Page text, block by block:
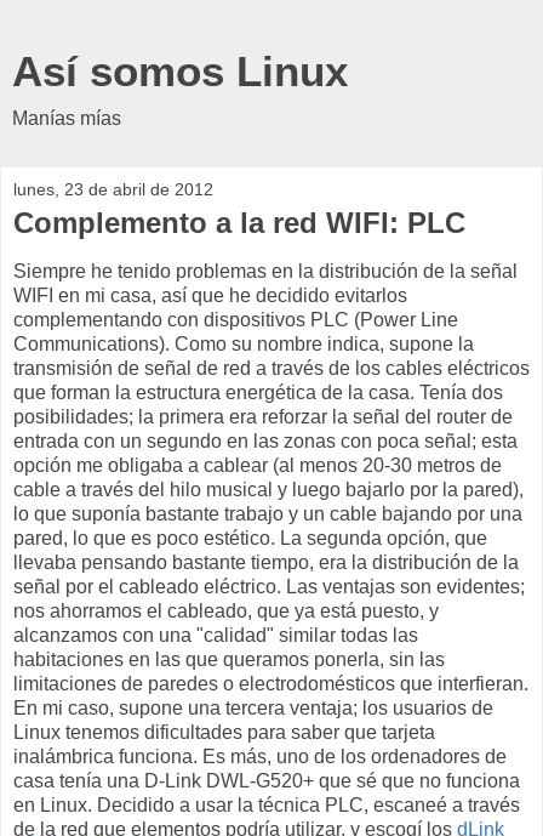
Así somos Linux
Manías mías
lunes, 23 de abril de 2012
Complemento a la red WIFI: PLC
Siempre he tenido problemas en la distribución de la señal
WIFI en mi casa, así que he decidido evitarlos
complementando con dispositivos PLC (Power Line
Communications). Como su nombre indica, supone la
transmisión de señal de red a través de los cables eléctricos
que forman la estructura energética de la casa. Tenía dos
posibilidades; la primera era reforzar la señal del router de
entrada con un segundo en las zonas con poca señal; esta
opción me obligaba a cablear (al menos 20-30 metros de
cable a través del hilo musical y luego bajarlo por la pared),
lo que suponía bastante trabajo y un cable bajando por una
pared, lo que es poco estético. La segunda opción, que
llevaba pensando bastante tiempo, era la distribución de la
señal por el cableado eléctrico. Las ventajas son evidentes;
nos ahorramos el cableado, que ya está puesto, y
alcanzamos con una "calidad" similar todas las
habitaciones en las que queramos ponerla, sin las
limitaciones de paredes o electrodomésticos que interfieran.
En mi caso, supone una tercera ventaja; los usuarios de
Linux tenemos dificultades para saber que tarjeta
inalámbrica funciona. Es más, uno de los ordenadores de
casa tenía una D-Link DWL-G520+ que sé que no funciona
en Linux. Decidido a usar la técnica PLC, escaneé a través
de la red que elementos podría utilizar, y escogí los dLink